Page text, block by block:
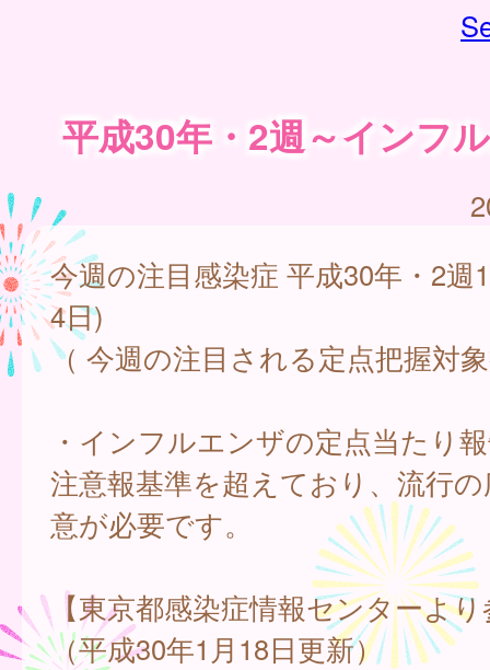
平成30年・2週～インフ
今週の注目感染症 平成30年・2週
4日)
（ 今週の注目される定点把握対
・インフルエンザの定点当たり
注意報基準を超えており、流行
意が必要です。
【東京都感染症情報センターより
（平成30年1月18日更新）